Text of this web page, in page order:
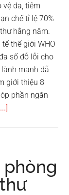
vệ da, tiêm
chế tỉ lệ 70%
hằng năm.
thế giới WHO
số đỗ lỗi cho
mạnh đã
giới thiệu 8
phần ngăn
bệnh
ung
thư
phòng